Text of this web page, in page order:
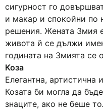
сигурност го
и макар и спокойни по
решения. Жената Змия
живота й се дължи
годината на Змията се
Коза
Елегантна, артистична
Козата би могла да
знаците, ако не беше